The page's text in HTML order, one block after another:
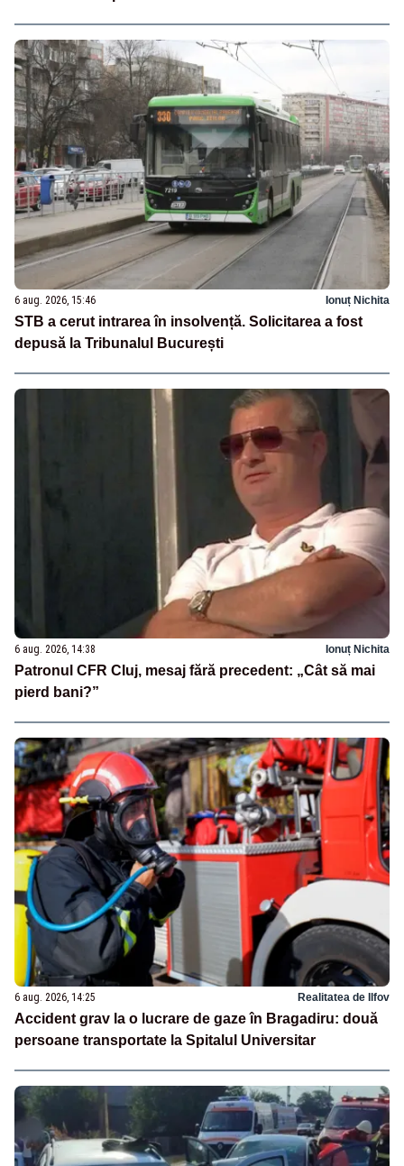
6 aug. 2026, 15:46 Ionuț Nichita
STB a cerut intrarea în insolvență. Solicitarea a fost
depusă la Tribunalul București
6 aug. 2026, 14:38 Ionuț Nichita
Patronul CFR Cluj, mesaj fără precedent: „Cât să mai
pierd bani?”
6 aug. 2026, 14:25 Realitatea de Ilfov
Accident grav la o lucrare de gaze în Bragadiru: două
persoane transportate la Spitalul Universitar